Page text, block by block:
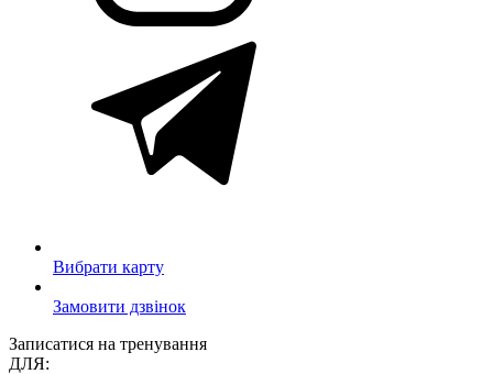
Вибрати карту
Замовити дзвінок
Записатися на тренування
ДЛЯ: